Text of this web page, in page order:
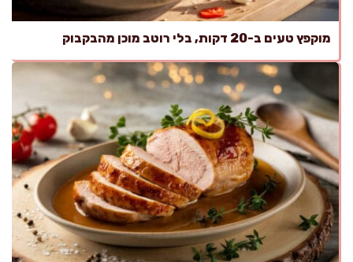
מוקפץ טעים ב-20 דקות, בלי רוטב מוכן מהבקבוק